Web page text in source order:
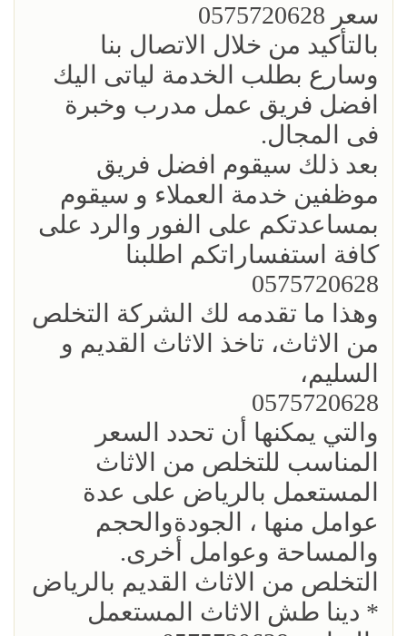
سعر 0575720628
بالتأكيد من خلال الاتصال بنا
وسارع بطلب الخدمة لياتى اليك
افضل فريق عمل مدرب وخبرة
فى المجال.
بعد ذلك سيقوم افضل فريق
موظفين خدمة العملاء و سيقوم
بمساعدتكم على الفور والرد على
كافة استفساراتكم اطلبنا
0575720628
وهذا ما تقدمه لك الشركة التخلص
من الاثاث، تاخذ الاثاث القديم و
السليم،
0575720628
والتي يمكنها أن تحدد السعر
المناسب للتخلص من الاثاث
المستعمل بالرياض على عدة
عوامل منها ، الجودةوالحجم
والمساحة وعوامل أخرى.
التخلص من الاثاث القديم بالرياض
* دينا طش الاثاث المستعمل